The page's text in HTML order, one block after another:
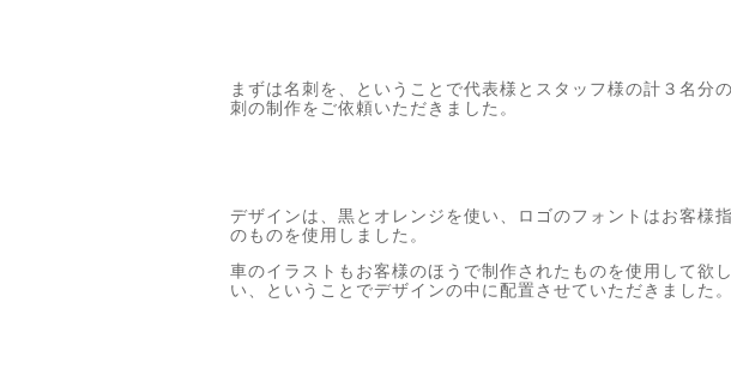
まずは名刺を、ということで代表様とスタッフ様の計３名分
刺の制作をご依頼いただきました。
デザインは、黒とオレンジを使い、ロゴのフォントはお客様
のものを使用しました。
車のイラストもお客様のほうで制作されたものを使用して欲し
い、ということでデザインの中に配置させていただきました。